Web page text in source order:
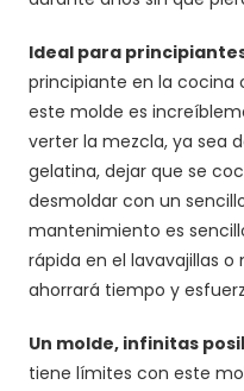
Ideal para
principiante en la cocina
este molde es
verter la mezcla, ya sea
gelatina, dejar que se
desmoldar con un
mantenimiento es
rápida en el lavavajillas
ahorrará tiempo y
Un molde, infinitas
tiene límites con este